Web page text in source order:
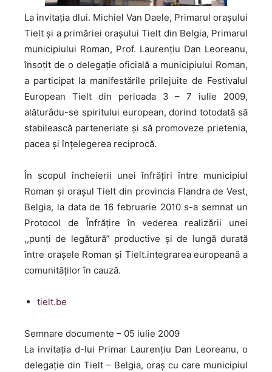
La invitaţia dlui. Michiel Van Daele, Primarul oraşului
Tielt şi a primăriei oraşului Tielt din Belgia, Primarul
municipiului Roman, Prof. Laurenţiu Dan Leoreanu,
însoţit de o delegaţie oficială a municipiului Roman,
a participat la manifestările prilejuite de Festivalul
European Tielt din perioada 3 – 7 iulie 2009,
alăturâdu-se spiritului european, dorind totodată să
stabilească parteneriate şi să promoveze prietenia,
pacea şi înţelegerea reciprocă.
În scopul încheierii unei înfrăţiri între municipiul
Roman şi oraşul Tielt din provincia Flandra de Vest,
Belgia, la data de 16 februarie 2010 s-a semnat un
Protocol de Înfrăţire în vederea realizării unei
,,punţi de legătură” productive şi de lungă durată
între oraşele Roman şi Tielt.integrarea europeană a
comunităţilor în cauză.
tielt.be
Semnare documente – 05 iulie 2009
La invitaţia d-lui Primar Laurenţiu Dan Leoreanu, o
delegaţie din Tielt – Belgia, oraş cu care municipiul